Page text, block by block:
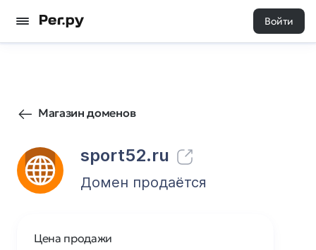
Войти
Магазин доменов
sport52.ru
171 3
Домен продаётся
Цена продажи